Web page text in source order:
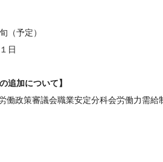
（予定）
日
追加について】
働政策審議会職業安定分科会労働力需